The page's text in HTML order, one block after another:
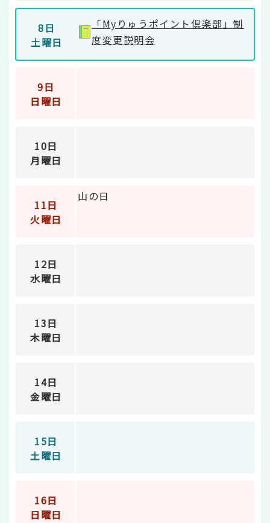
8日
土曜日
「Myりゅうポイント倶楽部」制
度変更説明会
9日
日曜日
10日
月曜日
11日
火曜日
山の日
12日
水曜日
13日
木曜日
14日
金曜日
15日
土曜日
16日
日曜日